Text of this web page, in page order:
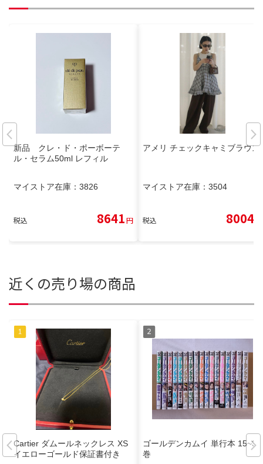
新品 クレ・ド・ポーボーテ
ル・セラム50ml レフィル
マイストア在庫： 3826
税込 8641円
アメリ チェックキャミブラウス
マイストア在庫： 3504
税込 8004
近くの売り場の商品
Cartier ダムールネックレス XS
イエローゴールド保証書付き
ゴールデンカムイ 単行本 15~31
巻